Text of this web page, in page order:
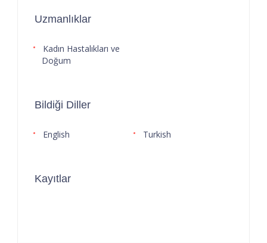
Uzmanlıklar
Kadın Hastalıkları ve
Doğum
Bildiği Diller
English Turkish
Kayıtlar